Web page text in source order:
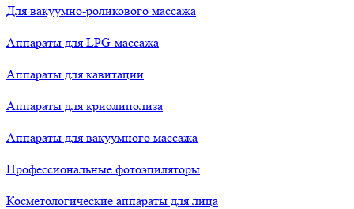
Для вакуумно-роликового массажа
Аппараты для LPG-массажа
Аппараты для кавитации
Аппараты для криолиполиза
Аппараты для вакуумного массажа
Профессиональные фотоэпиляторы
Косметологические аппараты для лица